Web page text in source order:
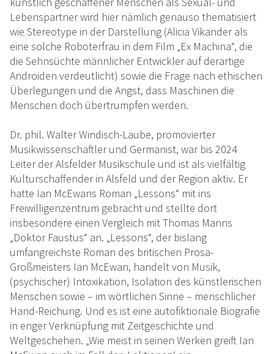
Lebenspartner wird hier nämlich genauso thematisiert
wie Stereotype in der Darstellung (Alicia Vikander als
eine solche Roboterfrau in dem Film „Ex Machina“, die
die Sehnsüchte männlicher Entwickler auf derartige
Androiden verdeutlicht) sowie die Frage nach ethischen
Überlegungen und die Angst, dass Maschinen die
Menschen doch übertrumpfen werden.
Dr. phil. Walter Windisch-Laube, promovierter
Musikwissenschaftler und Germanist, war bis 2024
Leiter der Alsfelder Musikschule und ist als vielfältig
Kulturschaffender in Alsfeld und der Region aktiv. Er
hatte Ian McEwans Roman „Lessons“ mit ins
Freiwilligenzentrum gebracht und stellte dort
insbesondere einen Vergleich mit Thomas Manns
„Doktor Faustus“ an. „Lessons“, der bislang
umfangreichste Roman des britischen Prosa-
Großmeisters Ian McEwan, handelt von Musik,
(psychischer) Intoxikation, Isolation des künstlerischen
Menschen sowie – im wörtlichen Sinne – menschlicher
Hand-Reichung. Und es ist eine autofiktionale Biografie
in enger Verknüpfung mit Zeitgeschichte und
Weltgeschehen. „Wie meist in seinen Werken greift Ian